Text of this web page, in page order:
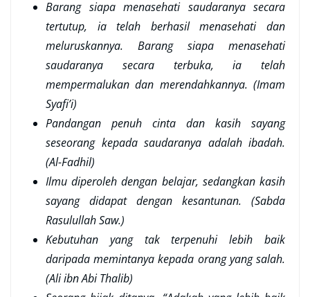
Barang siapa menasehati saudaranya secara
tertutup, ia telah berhasil menasehati dan
meluruskannya. Barang siapa menasehati
saudaranya secara terbuka, ia telah
mempermalukan dan merendahkannya. (Imam
Syafi’i)
Pandangan penuh cinta dan kasih sayang
seseorang kepada saudaranya adalah ibadah.
(Al-Fadhil)
Ilmu diperoleh dengan belajar, sedangkan kasih
sayang didapat dengan kesantunan. (Sabda
Rasulullah Saw.)
Kebutuhan yang tak terpenuhi lebih baik
daripada memintanya kepada orang yang salah.
(Ali ibn Abi Thalib)